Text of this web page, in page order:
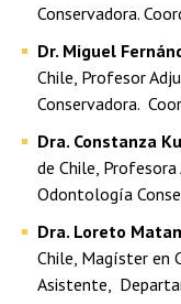
Conservadora.
Dr. Miguel
Chile, Profesor
Conservadora.
Dra. Constanza
de Chile,
Odontología
Dra. Loreto
Chile, Magíster en
Asistente,